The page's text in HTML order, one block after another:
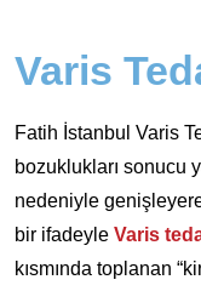
Varis
Fatih İstanbul Varis
bozuklukları sonucu
nedeniyle
bir ifadeyle Varis
kısmında toplanan